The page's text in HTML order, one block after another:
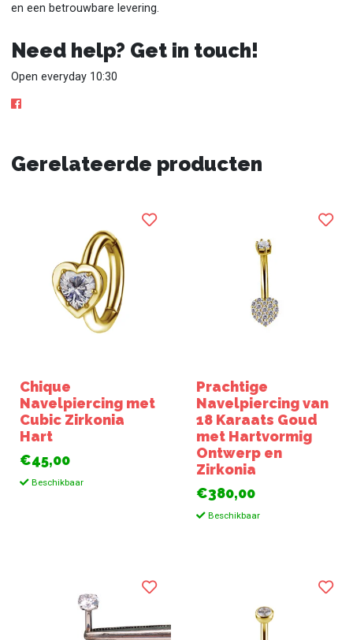
en een betrouwbare levering.
Need help? Get in touch!
Open everyday 10:30
Gerelateerde producten
Chique
Navelpiercing met
Cubic Zirkonia
Hart
€45,00
Beschikbaar
Prachtige
Navelpiercing van
18 Karaats Goud
met Hartvormig
Ontwerp en
Zirkonia
€380,00
Beschikbaar